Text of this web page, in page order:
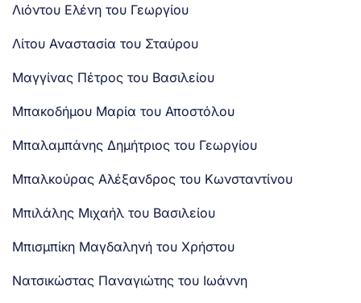
Λιόντου Ελένη του Γεωργίου
Λίτου Αναστασία του Σταύρου
Μαγγίνας Πέτρος του Βασιλείου
Μπακοδήμου Μαρία του Αποστόλου
Μπαλαμπάνης Δημήτριος του Γεωργίου
Μπαλκούρας Αλέξανδρος του Κωνσταντίνου
Μπιλάλης Μιχαήλ του Βασιλείου
Μπισμπίκη Μαγδαληνή του Χρήστου
Νατσικώστας Παναγιώτης του Ιωάννη